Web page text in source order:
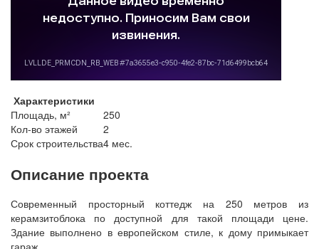
Характеристики
Площадь, м²
250
Кол-во этажей
2
Срок строительства4 мес.
Описание проекта
Современный просторный коттедж на 250 метров из
керамзитоблока по доступной для такой площади цене.
Здание выполнено в европейском стиле, к дому примыкает
гараж.